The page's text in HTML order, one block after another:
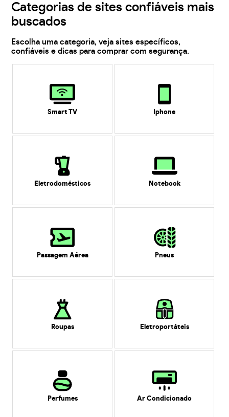
Categorias de sites confiáveis mais
buscados
Escolha uma categoria, veja sites específicos,
confiáveis e dicas para comprar com segurança.
Smart TV Iphone
Eletrodomésticos Notebook
Passagem Aérea Pneus
Roupas Eletroportáteis
Perfumes Ar Condicionado